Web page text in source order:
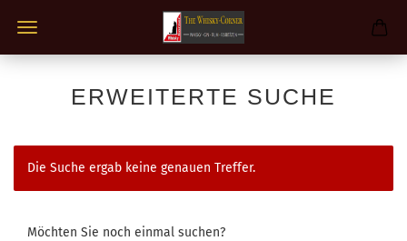
ERWEITERTE SUCHE
Die Suche ergab keine genauen Treffer.
MÖCHTEN
Möchten Sie noch einmal suchen?